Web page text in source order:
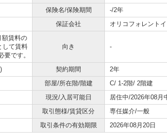
保険名/保険期間
-/2年
保証会社 オリコフォレント
額賃料の
して賃料
要です。
向き -
契約期間
2年
部屋/所在階/階建
C/ 1-2階/ 2階建
現況/入居可能日
居住中/2026年08月
取引態様/賃貸区分
専任媒介/一般
取引条件の有効期限 2026年08月20日